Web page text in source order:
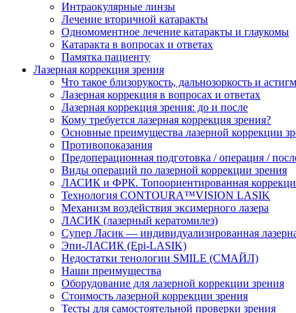
Интраокулярные линзы
Лечение вторичной катаракты
Одномоментное лечение катаракты и глаукомы
Катаракта в вопросах и ответах
Памятка пациенту
Лазерная коррекция зрения
Что такое близорукость, дальнозоркость и
Лазерная коррекция в вопросах и ответах
Лазерная коррекция зрения: до и после
Кому требуется лазерная коррекция зрения?
Основные преимущества лазерной коррекции
Противопоказания
Предоперационная подготовка / операция /
Виды операций по лазерной коррекции зрения
ЛАСИК и ФРК. Топоориентированная
Технология CONTOURA™VISION LASIK
Механизм воздействия эксимерного лазера
ЛАСИК (лазерный кератомилез)
Супер Ласик — индивидуализированная
Эпи-ЛАСИК (Epi-LASIK)
Недостатки тенологии SMILE (СМАЙЛ)
Наши преимущества
Оборудование для лазерной коррекции зрения
Стоимость лазерной коррекции зрения
Тесты для самостоятельной проверки зрения